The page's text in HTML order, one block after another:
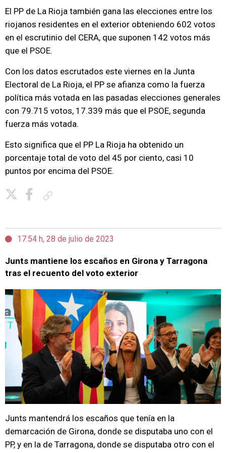
El PP de La Rioja también gana las elecciones entre los
riojanos residentes en el exterior obteniendo 602 votos
en el escrutinio del CERA, que suponen 142 votos más
que el PSOE.
Con los datos escrutados este viernes en la Junta
Electoral de La Rioja, el PP se afianza como la fuerza
política más votada en las pasadas elecciones generales
con 79.715 votos, 17.339 más que el PSOE, segunda
fuerza más votada.
Esto significa que el PP La Rioja ha obtenido un
porcentaje total de voto del 45 por ciento, casi 10
puntos por encima del PSOE.
17:54 h, 28 de julio de 2023
Junts mantiene los escaños en Girona y Tarragona
tras el recuento del voto exterior
Junts mantendrá los escaños que tenía en la
demarcación de Girona, donde se disputaba uno con el
PP, y en la de Tarragona, donde se disputaba otro con el